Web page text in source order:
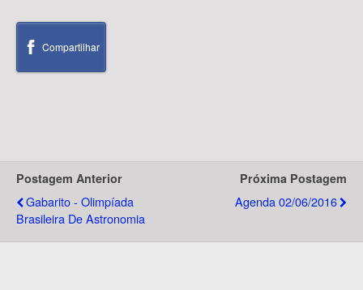
Compartilhar
Postagem Anterior
Gabarito - Olimpíada
Brasileira De Astronomia
Próxima Postagem
Agenda 02/06/2016